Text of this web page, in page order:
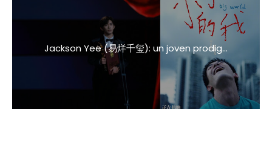
Jackson Yee (易烊千玺): un joven prodig...